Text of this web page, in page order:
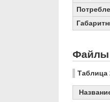
Файлы
Таблица